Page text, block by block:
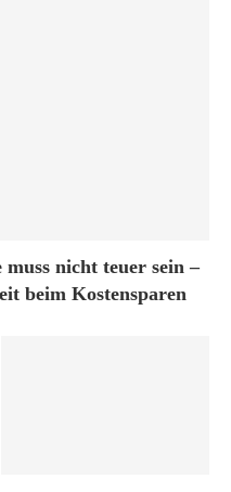
nicht teuer sein –
beim Kostensparen